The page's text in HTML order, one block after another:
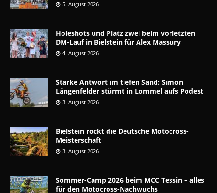
5. August 2026
Holeshots und Platz zwei beim vorletzten
DM-Lauf in Bielstein für Alex Massury
4. August 2026
Starke Antwort im tiefen Sand: Simon
Längenfelder stürmt in Lommel aufs Podest
3. August 2026
Bielstein rockt die Deutsche Motocross-
Meisterschaft
3. August 2026
Sommer-Camp 2026 beim MCC Tessin – alles
für den Motocross-Nachwuchs